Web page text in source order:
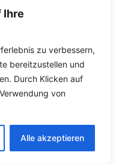
Ihre
zu verbessern,
bereitzustellen und
Durch Klicken auf
von
Alle akzeptieren
Situationen –
die Uhr. Sie können
sei es am
Die Fachkräfte
defekte Schlösser
lassen die
In der Regel sind die